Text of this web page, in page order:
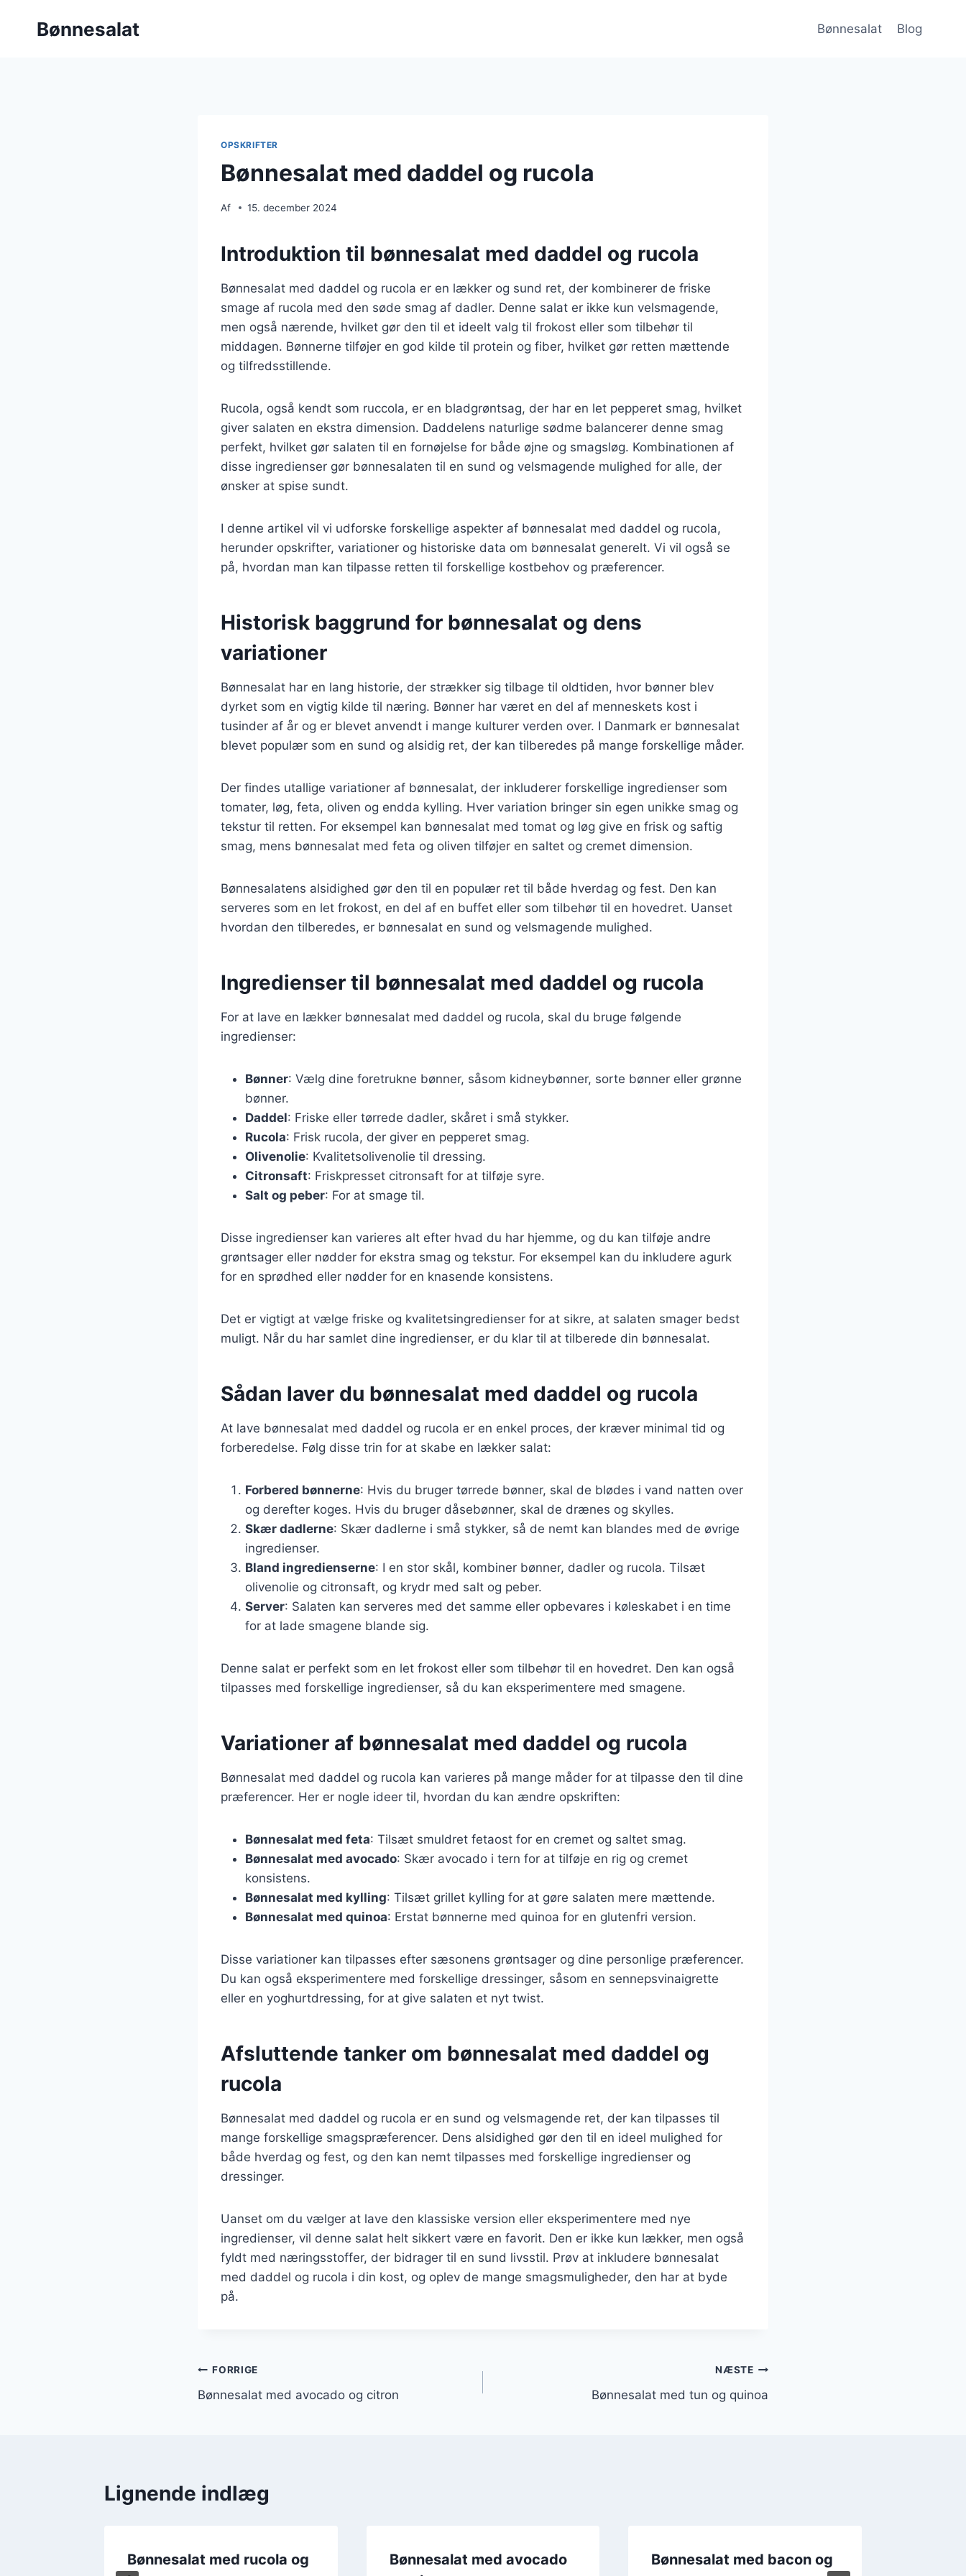
Bønnesalat Bønnesalat Blog
OPSKRIFTER
Bønnesalat med daddel og rucola
Af 15. december 2024
Introduktion til bønnesalat med daddel og rucola
Bønnesalat med daddel og rucola er en lækker og sund ret, der kombinerer de friske
smage af rucola med den søde smag af dadler. Denne salat er ikke kun velsmagende,
men også nærende, hvilket gør den til et ideelt valg til frokost eller som tilbehør til
middagen. Bønnerne tilføjer en god kilde til protein og fiber, hvilket gør retten mættende
og tilfredsstillende.
Rucola, også kendt som ruccola, er en bladgrøntsag, der har en let pepperet smag, hvilket
giver salaten en ekstra dimension. Daddelens naturlige sødme balancerer denne smag
perfekt, hvilket gør salaten til en fornøjelse for både øjne og smagsløg. Kombinationen af
disse ingredienser gør bønnesalaten til en sund og velsmagende mulighed for alle, der
ønsker at spise sundt.
I denne artikel vil vi udforske forskellige aspekter af bønnesalat med daddel og rucola,
herunder opskrifter, variationer og historiske data om bønnesalat generelt. Vi vil også se
på, hvordan man kan tilpasse retten til forskellige kostbehov og præferencer.
Historisk baggrund for bønnesalat og dens
variationer
Bønnesalat har en lang historie, der strækker sig tilbage til oldtiden, hvor bønner blev
dyrket som en vigtig kilde til næring. Bønner har været en del af menneskets kost i
tusinder af år og er blevet anvendt i mange kulturer verden over. I Danmark er bønnesalat
blevet populær som en sund og alsidig ret, der kan tilberedes på mange forskellige måder.
Der findes utallige variationer af bønnesalat, der inkluderer forskellige ingredienser som
tomater, løg, feta, oliven og endda kylling. Hver variation bringer sin egen unikke smag og
tekstur til retten. For eksempel kan bønnesalat med tomat og løg give en frisk og saftig
smag, mens bønnesalat med feta og oliven tilføjer en saltet og cremet dimension.
Bønnesalatens alsidighed gør den til en populær ret til både hverdag og fest. Den kan
serveres som en let frokost, en del af en buffet eller som tilbehør til en hovedret. Uanset
hvordan den tilberedes, er bønnesalat en sund og velsmagende mulighed.
Ingredienser til bønnesalat med daddel og rucola
For at lave en lækker bønnesalat med daddel og rucola, skal du bruge følgende
ingredienser:
Bønner: Vælg dine foretrukne bønner, såsom kidneybønner, sorte bønner eller grønne
bønner.
Daddel: Friske eller tørrede dadler, skåret i små stykker.
Rucola: Frisk rucola, der giver en pepperet smag.
Olivenolie: Kvalitetsolivenolie til dressing.
Citronsaft: Friskpresset citronsaft for at tilføje syre.
Salt og peber: For at smage til.
Disse ingredienser kan varieres alt efter hvad du har hjemme, og du kan tilføje andre
grøntsager eller nødder for ekstra smag og tekstur. For eksempel kan du inkludere agurk
for en sprødhed eller nødder for en knasende konsistens.
Det er vigtigt at vælge friske og kvalitetsingredienser for at sikre, at salaten smager bedst
muligt. Når du har samlet dine ingredienser, er du klar til at tilberede din bønnesalat.
Sådan laver du bønnesalat med daddel og rucola
At lave bønnesalat med daddel og rucola er en enkel proces, der kræver minimal tid og
forberedelse. Følg disse trin for at skabe en lækker salat:
Forbered bønnerne: Hvis du bruger tørrede bønner, skal de blødes i vand natten over
og derefter koges. Hvis du bruger dåsebønner, skal de drænes og skylles.
Skær dadlerne: Skær dadlerne i små stykker, så de nemt kan blandes med de øvrige
ingredienser.
Bland ingredienserne: I en stor skål, kombiner bønner, dadler og rucola. Tilsæt
olivenolie og citronsaft, og krydr med salt og peber.
Server: Salaten kan serveres med det samme eller opbevares i køleskabet i en time
for at lade smagene blande sig.
Denne salat er perfekt som en let frokost eller som tilbehør til en hovedret. Den kan også
tilpasses med forskellige ingredienser, så du kan eksperimentere med smagene.
Variationer af bønnesalat med daddel og rucola
Bønnesalat med daddel og rucola kan varieres på mange måder for at tilpasse den til dine
præferencer. Her er nogle ideer til, hvordan du kan ændre opskriften:
Bønnesalat med feta: Tilsæt smuldret fetaost for en cremet og saltet smag.
Bønnesalat med avocado: Skær avocado i tern for at tilføje en rig og cremet
konsistens.
Bønnesalat med kylling: Tilsæt grillet kylling for at gøre salaten mere mættende.
Bønnesalat med quinoa: Erstat bønnerne med quinoa for en glutenfri version.
Disse variationer kan tilpasses efter sæsonens grøntsager og dine personlige præferencer.
Du kan også eksperimentere med forskellige dressinger, såsom en sennepsvinaigrette
eller en yoghurtdressing, for at give salaten et nyt twist.
Afsluttende tanker om bønnesalat med daddel og
rucola
Bønnesalat med daddel og rucola er en sund og velsmagende ret, der kan tilpasses til
mange forskellige smagspræferencer. Dens alsidighed gør den til en ideel mulighed for
både hverdag og fest, og den kan nemt tilpasses med forskellige ingredienser og
dressinger.
Uanset om du vælger at lave den klassiske version eller eksperimentere med nye
ingredienser, vil denne salat helt sikkert være en favorit. Den er ikke kun lækker, men også
fyldt med næringsstoffer, der bidrager til en sund livsstil. Prøv at inkludere bønnesalat
med daddel og rucola i din kost, og oplev de mange smagsmuligheder, den har at byde
på.
Indlægsnavigation
FORRIGE
Bønnesalat med avocado og citron
NÆSTE
Bønnesalat med tun og quinoa
Lignende indlæg
Bønnesalat med rucola og
Bønnesalat med avocado
Bønnesalat med bacon og